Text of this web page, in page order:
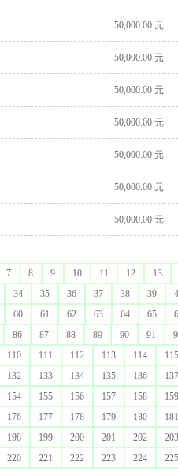
50,000.00 元
50,000.00 元
50,000.00 元
50,000.00 元
50,000.00 元
50,000.00 元
50,000.00 元
7 8 9 10 11 12
13
34 35 36 37 38 39
60 61 62 63 64 65
86 87 88 89 90 91
110 111 112 113 114
115
132 133 134 135 136
137
154 155 156 157 158
159
176 177 178 179 180
181
198 199 200 201 202
203
220 221 222 223 224
225